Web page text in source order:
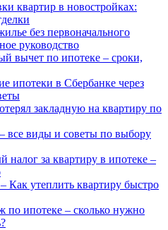
квартир в новостройках:
без первоначального
руководство
вычет по ипотеке – сроки,
ипотеки в Сбербанке через
закладную на квартиру по
все виды и советы по выбору
налог за квартиру в ипотеке –
Как утеплить квартиру быстро
по ипотеке – сколько нужно